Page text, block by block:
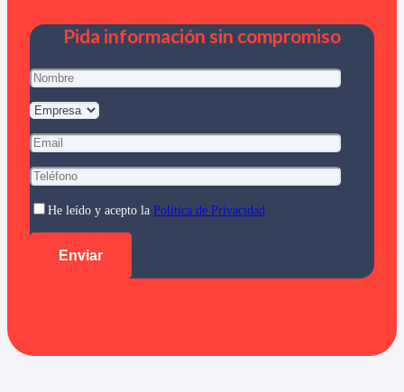
Pida información sin compromiso
He leído y acepto la Política de Privacidad